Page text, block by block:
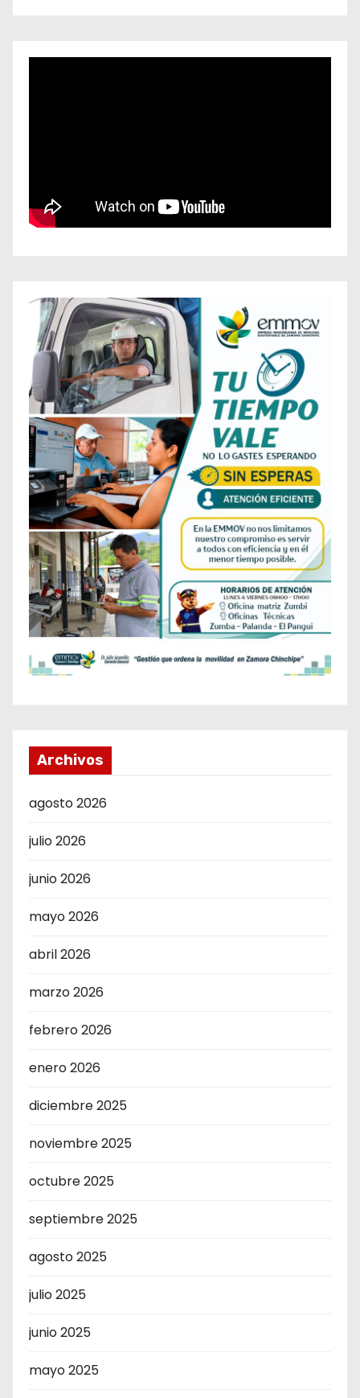
Archivos
agosto 2026
julio 2026
junio 2026
mayo 2026
abril 2026
marzo 2026
febrero 2026
enero 2026
diciembre 2025
noviembre 2025
octubre 2025
septiembre 2025
agosto 2025
julio 2025
junio 2025
mayo 2025